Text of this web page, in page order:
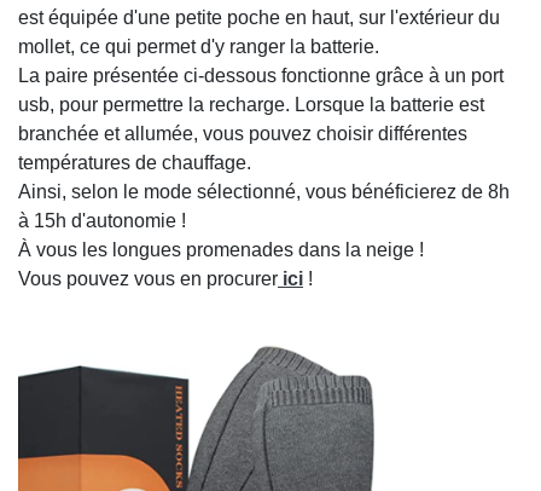
est équipée d'une petite poche en haut, sur l'extérieur du
mollet, ce qui permet d'y ranger la batterie.
La paire présentée ci-dessous fonctionne grâce à un port
usb, pour permettre la recharge. Lorsque la batterie est
branchée et allumée, vous pouvez choisir différentes
températures de chauffage.
Ainsi, selon le mode sélectionné, vous bénéficierez de 8h
à 15h d'autonomie !
À vous les longues promenades dans la neige !
Vous pouvez vous en procurer ici !